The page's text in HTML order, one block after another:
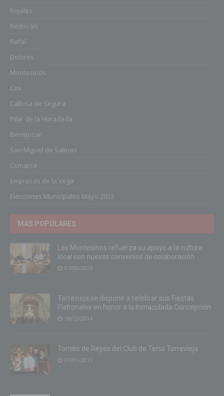
Rojales
Redován
Rafal
Dolores
Montesinos
Cox
Callosa de Segura
Pilar de la Horadada
Benejuzar
San Miguel de Salinas
Comarca
Empresas de la Vega
Elecciones Municipales Mayo 2023
MÁS POPULARES
Los Montesinos refuerza su apoyo a la cultura
local con nuevos convenios de colaboración
07/08/2026
Torrevieja se dispone a celebrar sus Fiestas
Patronales en honor a la Inmaculada Concepción
16/12/2014
Torneo de Reyes del Club de Tenis Torrevieja
07/01/2013